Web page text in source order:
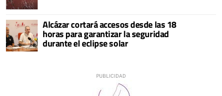
Alcázar cortará accesos desde las 18
horas para garantizar la seguridad
durante el eclipse solar